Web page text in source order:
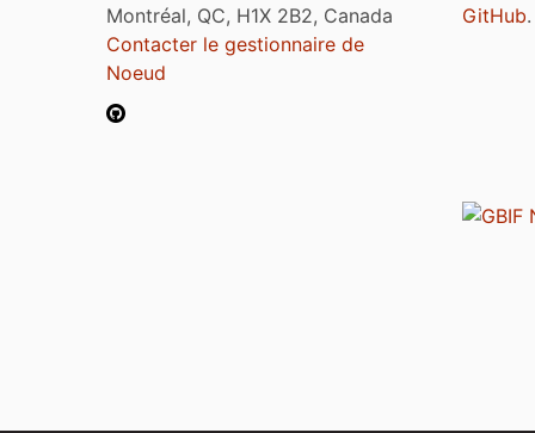
Montréal, QC, H1X 2B2, Canada
Contacter le gestionnaire de
Noeud
GitHub.